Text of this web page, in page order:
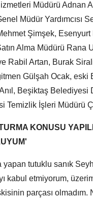
Müdürü Adnan
Müdür Yardımcısı
Şimşek,
Alma Müdürü Rana
Rabil Artan, Burak
Gülşah Ocak, eski
Beşiktaş
Temizlik İşleri Müdürü
KONUSU
yapan tutuklu sanık
kabul etmiyorum,
parçası